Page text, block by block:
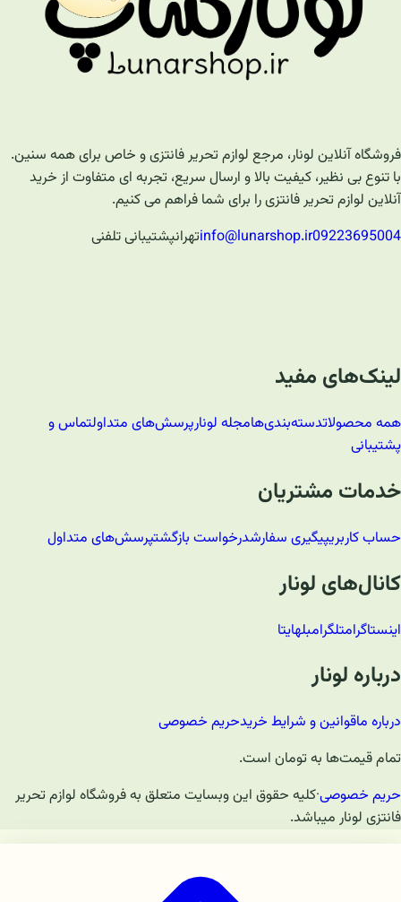
فروشگاه آنلاین لونار، مرجع لوازم تحریر فانتزی و خاص برای همه سنین.
با تنوع بی نظیر، کیفیت بالا و ارسال سریع، تجربه ای متفاوت از خرید
آنلاین لوازم تحریر فانتزی را برای شما فراهم می کنیم.
09223695004
info@lunarshop.irتهرانپشتیبانی تلفنی
لینک‌های مفید
همه محصولاتدسته‌بندی‌هامجله لونارپرسش‌های متداولتماس و
پشتیبانی
خدمات مشتریان
حساب کاربریپیگیری سفارشدرخواست بازگشتپرسش‌های متداول
کانال‌های لونار
اینستاگرامتلگرامبلهایتا
درباره لونار
درباره ماقوانین و شرایط خریدحریم خصوصی
تمام قیمت‌ها به تومان است.
حریم خصوصی·کلیه حقوق این وبسایت متعلق به فروشگاه لوازم تحریر
فانتزی لونار میباشد.